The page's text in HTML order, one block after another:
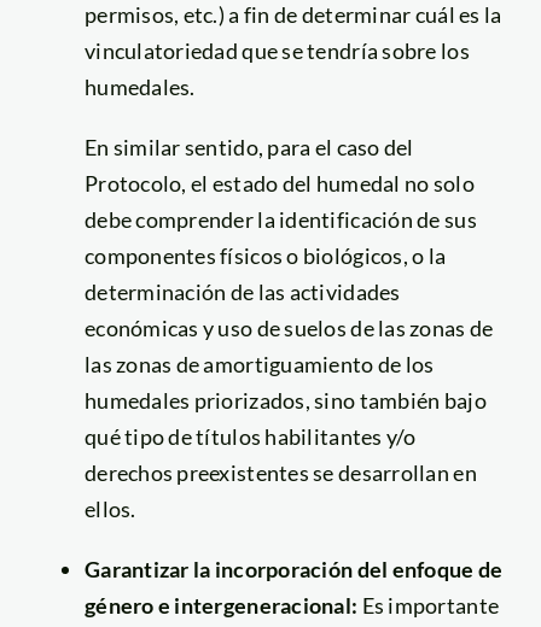
permisos, etc.) a fin de determinar cuál es la
vinculatoriedad que se tendría sobre los
humedales.
En similar sentido, para el caso del
Protocolo, el estado del humedal no solo
debe comprender la identificación de sus
componentes físicos o biológicos, o la
determinación de las actividades
económicas y uso de suelos de las zonas de
las zonas de amortiguamiento de los
humedales priorizados, sino también bajo
qué tipo de títulos habilitantes y/o
derechos preexistentes se desarrollan en
ellos.
Garantizar la incorporación del enfoque de
género e intergeneracional: Es importante